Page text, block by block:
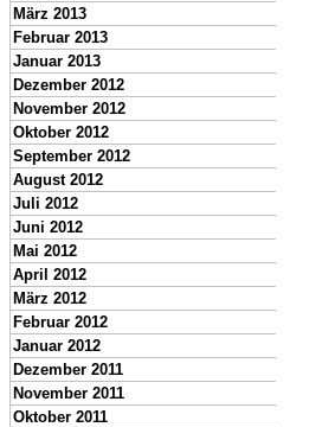
März 2013
Februar 2013
Januar 2013
Dezember 2012
November 2012
Oktober 2012
September 2012
August 2012
Juli 2012
Juni 2012
Mai 2012
April 2012
März 2012
Februar 2012
Januar 2012
Dezember 2011
November 2011
Oktober 2011